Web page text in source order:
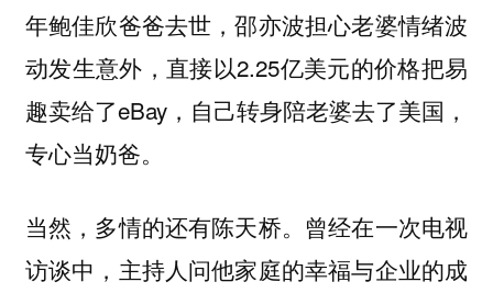
年鲍佳欣爸爸去世，邵亦波担心老婆情绪波
动发生意外，直接以2.25亿美元的价格把易
趣卖给了eBay，自己转身陪老婆去了美国，
专心当奶爸。
当然，多情的还有陈天桥。曾经在一次电视
访谈中，主持人问他家庭的幸福与企业的成